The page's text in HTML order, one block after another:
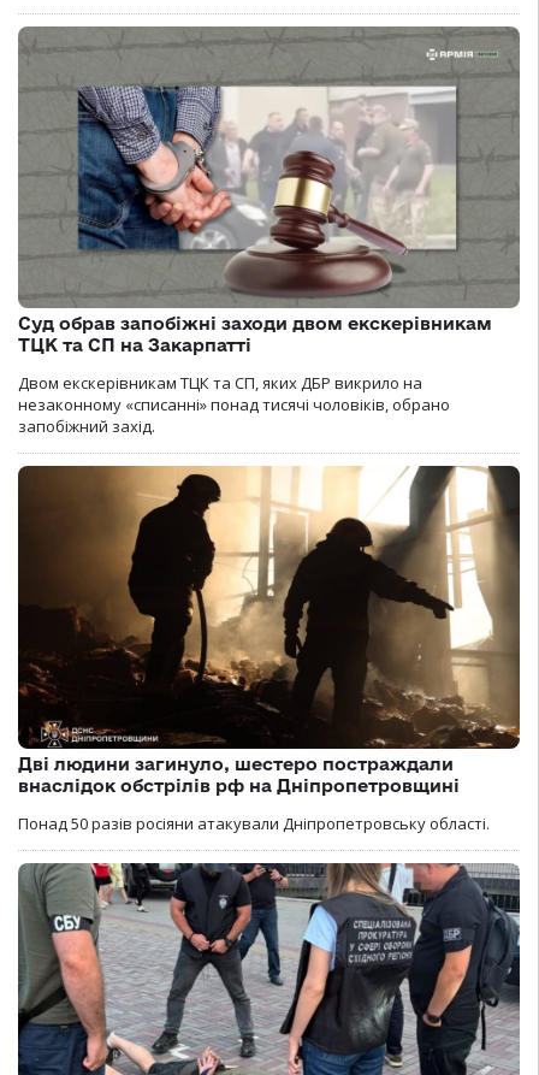
Суд обрав запобіжні заходи двом екскерівникам
ТЦК та СП на Закарпатті
Двом екскерівникам ТЦК та СП, яких ДБР викрило на
незаконному «списанні» понад тисячі чоловіків, обрано
запобіжний захід.
Дві людини загинуло, шестеро постраждали
внаслідок обстрілів рф на Дніпропетровщині
Понад 50 разів росіяни атакували Дніпропетровську області.